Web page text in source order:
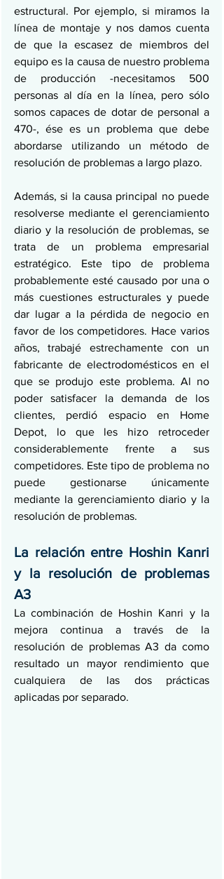
estructural. Por ejemplo, si miramos la
línea de montaje y nos damos cuenta
de que la escasez de miembros del
equipo es la causa de nuestro problema
de producción -necesitamos 500
personas al día en la línea, pero sólo
somos capaces de dotar de personal a
470-, ése es un problema que debe
abordarse utilizando un método de
resolución de problemas a largo plazo.
Además, si la causa principal no puede
resolverse mediante el gerenciamiento
diario y la resolución de problemas, se
trata de un problema empresarial
estratégico. Este tipo de problema
probablemente esté causado por una o
más cuestiones estructurales y puede
dar lugar a la pérdida de negocio en
favor de los competidores. Hace varios
años, trabajé estrechamente con un
fabricante de electrodomésticos en el
que se produjo este problema. Al no
poder satisfacer la demanda de los
clientes, perdió espacio en Home
Depot, lo que les hizo retroceder
considerablemente frente a sus
competidores. Este tipo de problema no
puede gestionarse únicamente
mediante la gerenciamiento diario y la
resolución de problemas.
La relación entre Hoshin Kanri
y la resolución de problemas
A3
La combinación de Hoshin Kanri y la
mejora continua a través de la
resolución de problemas A3 da como
resultado un mayor rendimiento que
cualquiera de las dos prácticas
aplicadas por separado.